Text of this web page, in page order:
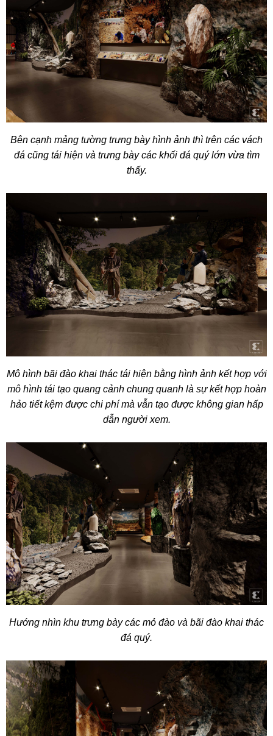
Bên cạnh mảng tường trưng bày hình ảnh thì trên các vách
đá cũng tái hiện và trưng bày các khối đá quý lớn vừa tìm
thấy.
Mô hình bãi đào khai thác tái hiện bằng hình ảnh kết hợp với
mô hình tái tạo quang cảnh chung quanh là sự kết hợp hoàn
hảo tiết kệm được chi phí mà vẫn tạo được không gian hấp
dẫn người xem.
Hướng nhìn khu trưng bày các mỏ đào và bãi đào khai thác
đá quý.